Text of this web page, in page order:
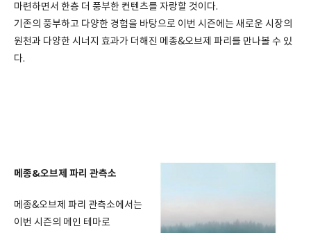
마련하면서 한층 더 풍부한 컨텐츠를 자랑할 것이다.
기존의 풍부하고 다양한 경험을 바탕으로 이번 시즌에는 새로운 시장의
원천과 다양한 시너지 효과가 더해진 메종&오브제 파리를 만나볼 수 있
다.
메종&오브제 파리 관측소
메종&오브제 파리 관측소에서는
이번 시즌의 메인 테마로